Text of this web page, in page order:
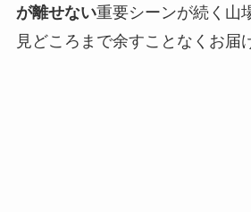
が離せない重要シーンが続く山
見どころまで余すことなくお届